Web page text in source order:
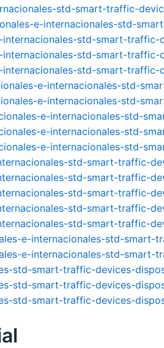
std-smart-traffic-
e-internacionales-std-
std-smart-
std-smart-
std-smart-
e-internacionales-std-
e-internacionales-std-
e-internacionales-std-
e-internacionales-std-
e-internacionales-std-
std-smart-traffic-
std-smart-traffic-
std-smart-traffic-
std-smart-traffic-
std-smart-traffic-
e-internacionales-std-smart-
e-internacionales-std-smart-
std-smart-traffic-devices-
std-smart-traffic-devices-
std-smart-traffic-devices-